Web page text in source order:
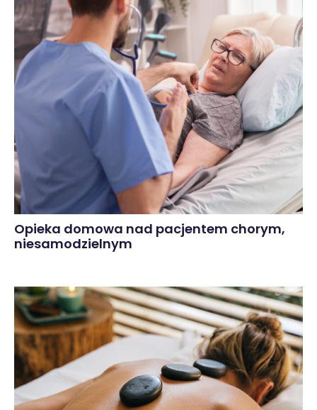
Opieka domowa nad pacjentem chorym,
niesamodzielnym